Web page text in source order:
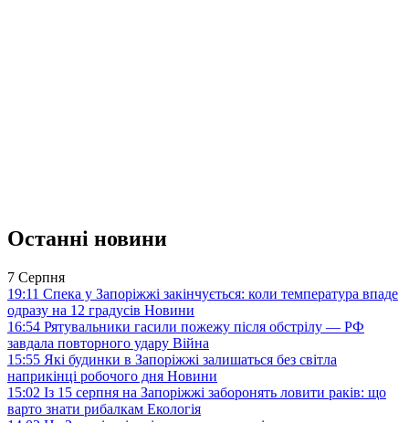
Останні новини
7 Серпня
19:11 Спека у Запоріжжі закінчується: коли температура впаде
одразу на 12 градусів Новини
16:54 Рятувальники гасили пожежу після обстрілу — РФ
завдала повторного удару Війна
15:55 Які будинки в Запоріжжі залишаться без світла
наприкінці робочого дня Новини
15:02 Із 15 серпня на Запоріжжі заборонять ловити раків: що
варто знати рибалкам Екологія